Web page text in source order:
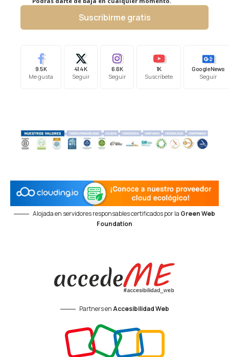
Suscribirme gratis
9.5K
Me gusta
41.4K
Seguir
6.6K
Seguir
1K
Suscríbete
Google News
Seguir
Alojada en servidores responsables certificados por la Green Web
Foundation
Partners enAccesibilidad Web